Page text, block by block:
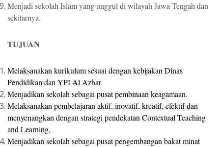
Menjadi sekolah Islam yang unggul di wilayah Jawa Tengah dan
sekitarnya.
TUJUAN
Melaksanakan kurikulum sesuai dengan kebijakan Dinas
Pendidikan dan YPI Al Azhar.
Menjadikan sekolah sebagai pusat pembinaan keagamaan.
Melaksanakan pembelajaran aktif, inovatif, kreatif, efektif dan
menyenangkan dengan strategi pendekatan Contextual Teaching
and Learning.
Menjadikan sekolah sebagai pusat pengembangan bakat minat